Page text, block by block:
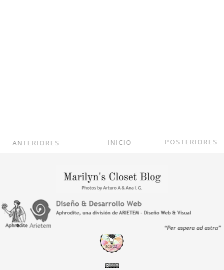
POSTERIORES
INICIO
ANTERIORES